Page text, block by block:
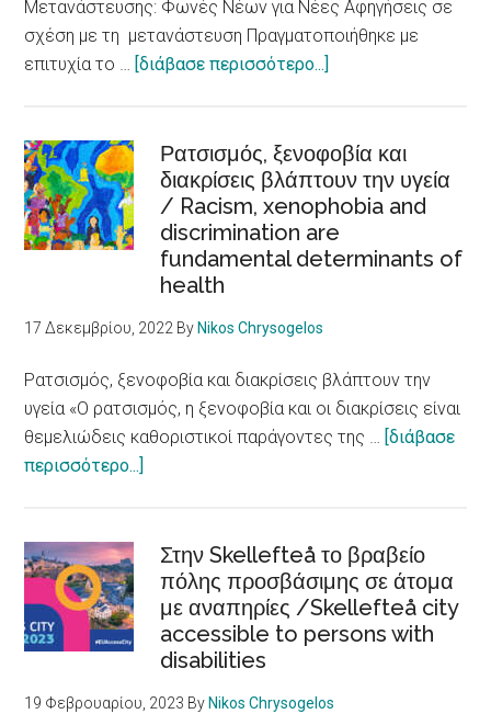
Μετανάστευσης: Φωνές Νέων για Νέες Αφηγήσεις σε
σχέση με τη μετανάστευση Πραγματοποιήθηκε με
επιτυχία το … [διάβασε περισσότερο...]
Φωνές
Νέων
για
θετικές
αφηγήσεις
Ρατσισμός, ξενοφοβία και
διακρίσεις βλάπτουν την υγεία
/ Racism, xenophobia and
discrimination are
fundamental determinants of
health
17 Δεκεμβρίου, 2022 By Nikos Chrysogelos
Ρατσισμός, ξενοφοβία και διακρίσεις βλάπτουν την
υγεία «Ο ρατσισμός, η ξενοφοβία και οι διακρίσεις είναι
θεμελιώδεις καθοριστικοί παράγοντες της … [διάβασε
περισσότερο...]
και
διακρίσεις
βλάπτουν
την
υγεία
/
Στην Skellefteå το βραβείο
πόλης προσβάσιμης σε άτομα
με αναπηρίες /Skellefteå city
accessible to persons with
disabilities
19 Φεβρουαρίου, 2023 By Nikos Chrysogelos